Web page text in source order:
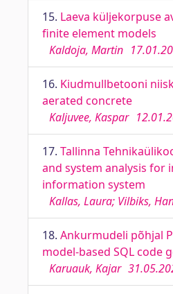
15. Laeva küljekorpuse
finite element models
Kaldoja, Martin
16. Kiudmullbetooni
aerated concrete
Kaljuvee, Kaspar
17. Tallinna
and system analysis for
information system
Kallas, Laura; Vilbiks,
18. Ankurmudeli põhjal
model-based SQL code
Karuauk, Kajar